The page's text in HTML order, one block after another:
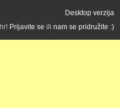
Desktop verzija
Prijavite se ili nam se pridružite :)